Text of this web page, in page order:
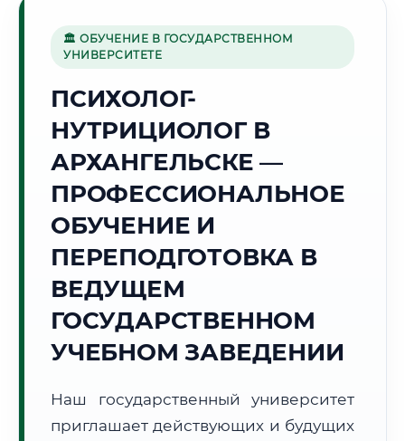
🌨️
Г. АРХАНГЕЛЬСК
Точное местное время:
17:21:21
2026 г.
Погода в г. Архангельск:🌡️ +16°C,Погода
🌅 Восход: 03:43
📍 Региональная справка г. Архангельск
Почтовые индексы:
163000–163999
🏛 ОБУЧЕНИЕ В ГОСУДАРСТВЕННОМ
УНИВЕРСИТЕТЕ
ПСИХОЛОГ-
НУТРИЦИОЛОГ В
АРХАНГЕЛЬСКЕ —
ПРОФЕССИОНАЛЬНОЕ
ОБУЧЕНИЕ И
ПЕРЕПОДГОТОВКА В
ВЕДУЩЕМ
ГОСУДАРСТВЕННОМ
УЧЕБНОМ ЗАВЕДЕНИИ
Наш государственный университет
приглашает действующих и будущих